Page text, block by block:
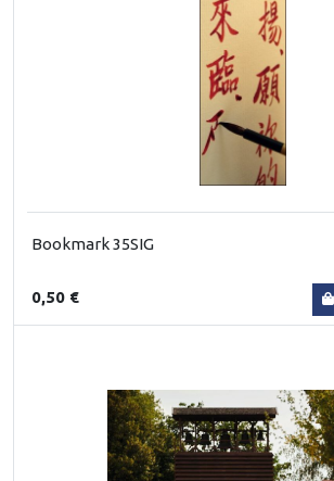
Bookmark 35SIG
0,50 €